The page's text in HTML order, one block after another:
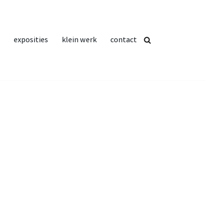
exposities klein werk contact